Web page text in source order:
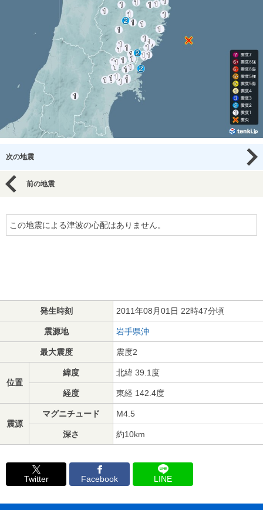
次の地震
前の地震
この地震による津波の心配はありません。
発生時刻 2011年08月01日 22時47分頃
震源地 岩手県沖
最大震度 震度2
位置
緯度 北緯 39.1度
経度 東経 142.4度
震源
マグニチュード M4.5
深さ 約10km
Twitter Facebook LINE